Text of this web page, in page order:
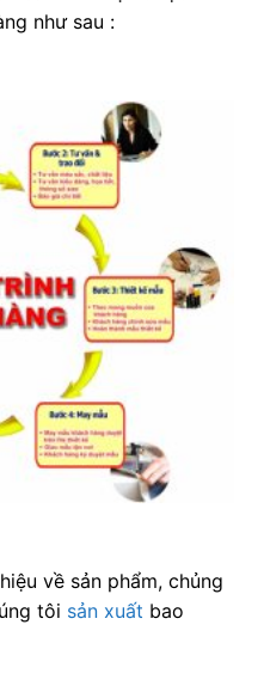
như sau :
về sản phẩm, chủng
tôi sản xuất bao